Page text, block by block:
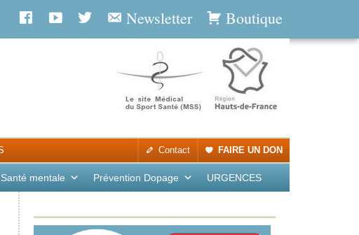
Boutique
Newsletter
FAIRE UN DON
Contact
Santé mentale Prévention Dopage URGENCES